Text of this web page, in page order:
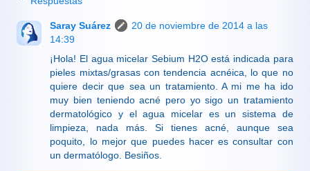
Saray Suárez
20 de noviembre de 2014 a las
14:39
¡Hola! El agua micelar Sebium H2O está indicada para
pieles mixtas/grasas con tendencia acnéica, lo que no
quiere decir que sea un tratamiento. A mi me ha ido
muy bien teniendo acné pero yo sigo un tratamiento
dermatológico y el agua micelar es un sistema de
limpieza, nada más. Si tienes acné, aunque sea
poquito, lo mejor que puedes hacer es consultar con
un dermatólogo. Besiños.